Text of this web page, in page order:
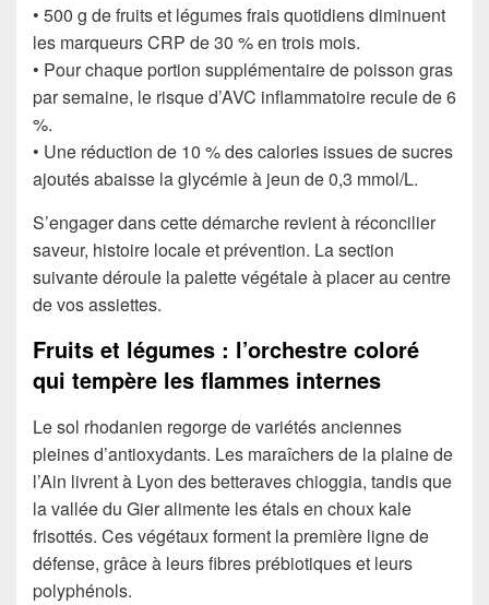
• 500 g de fruits et légumes frais quotidiens diminuent
les marqueurs CRP de 30 % en trois mois.
• Pour chaque portion supplémentaire de poisson gras
par semaine, le risque d’AVC inflammatoire recule de 6
%.
• Une réduction de 10 % des calories issues de sucres
ajoutés abaisse la glycémie à jeun de 0,3 mmol/L.
S’engager dans cette démarche revient à réconcilier
saveur, histoire locale et prévention. La section
suivante déroule la palette végétale à placer au centre
de vos assiettes.
Fruits et légumes : l’orchestre coloré
qui tempère les flammes internes
Le sol rhodanien regorge de variétés anciennes
pleines d’antioxydants. Les maraîchers de la plaine de
l’Ain livrent à Lyon des betteraves chioggia, tandis que
la vallée du Gier alimente les étals en choux kale
frisottés. Ces végétaux forment la première ligne de
défense, grâce à leurs fibres prébiotiques et leurs
polyphénols.